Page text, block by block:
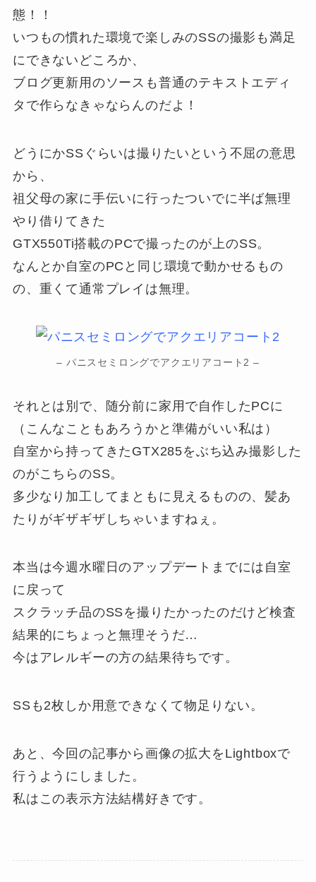
態！！
いつもの慣れた環境で楽しみのSSの撮影も満足
にできないどころか、
ブログ更新用のソースも普通のテキストエディ
タで作らなきゃならんのだよ！
どうにかSSぐらいは撮りたいという不屈の意思
から、
祖父母の家に手伝いに行ったついでに半ば無理
やり借りてきた
GTX550Ti搭載のPCで撮ったのが上のSS。
なんとか自室のPCと同じ環境で動かせるもの
の、重くて通常プレイは無理。
– パニスセミロングでアクエリアコート2 –
それとは別で、随分前に家用で自作したPCに
（こんなこともあろうかと準備がいい私は）
自室から持ってきたGTX285をぶち込み撮影した
のがこちらのSS。
多少なり加工してまともに見えるものの、髪あ
たりがギザギザしちゃいますねぇ。
本当は今週水曜日のアップデートまでには自室
に戻って
スクラッチ品のSSを撮りたかったのだけど検査
結果的にちょっと無理そうだ…
今はアレルギーの方の結果待ちです。
SSも2枚しか用意できなくて物足りない。
あと、今回の記事から画像の拡大をLightboxで
行うようにしました。
私はこの表示方法結構好きです。